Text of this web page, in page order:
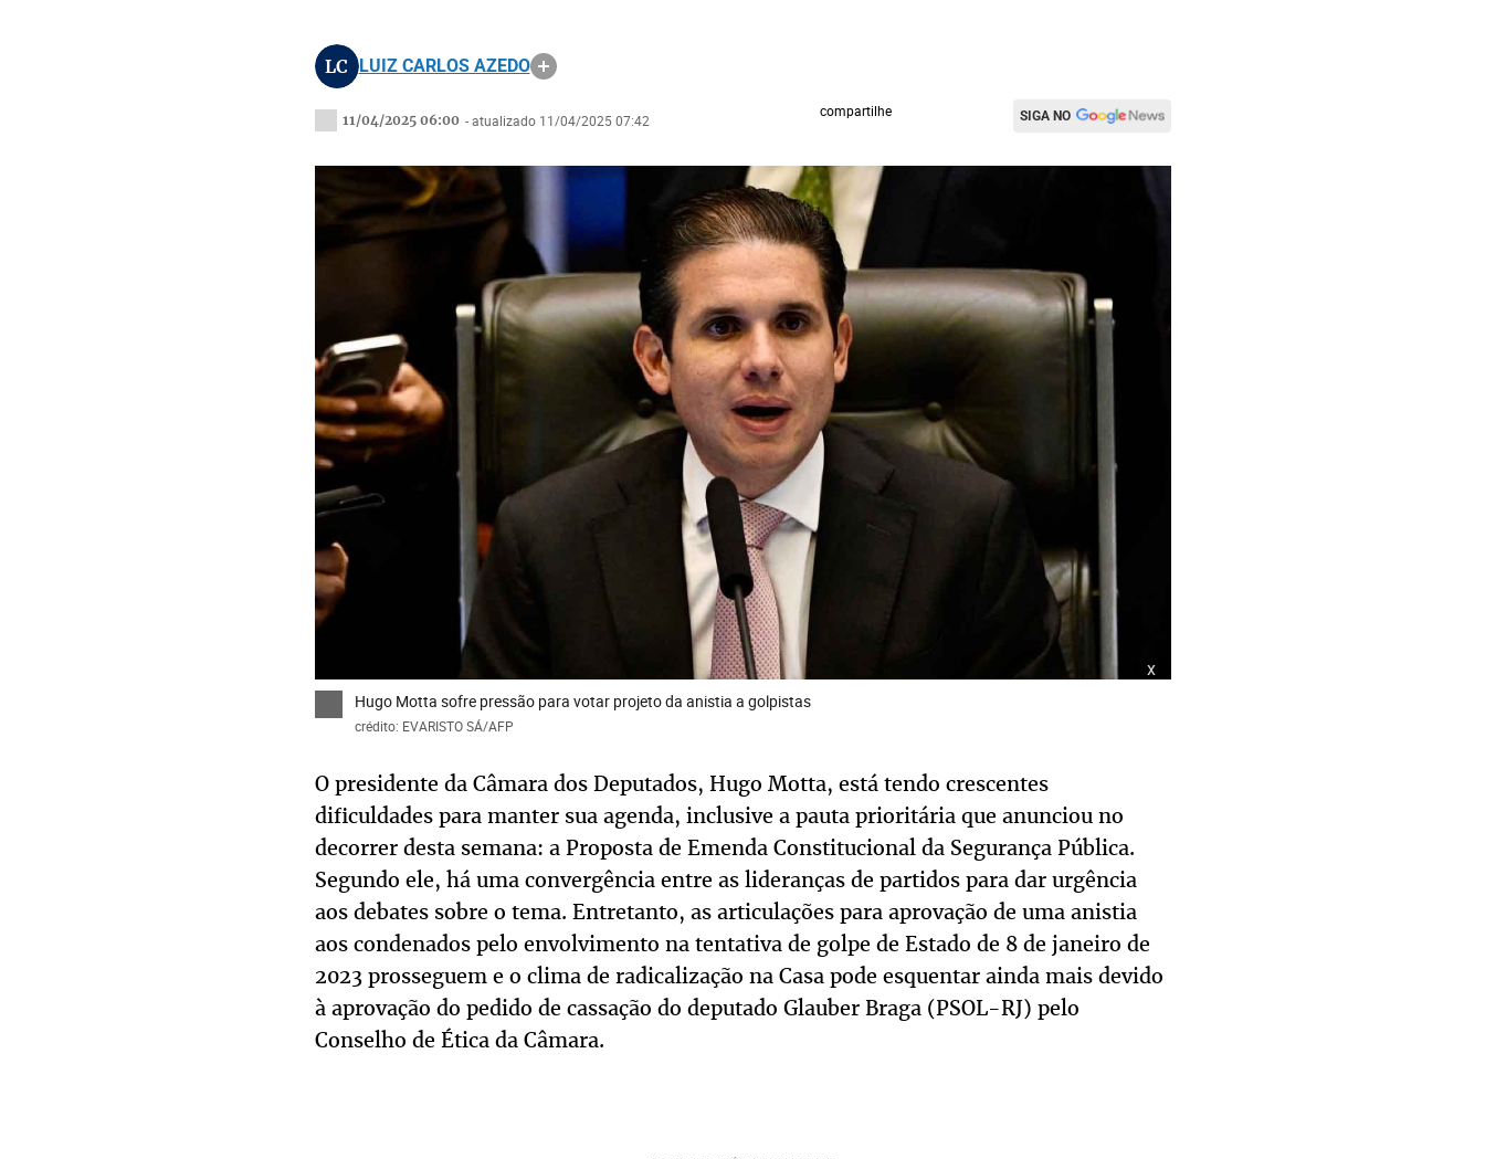
LC LUIZ CARLOS AZEDO
11/04/2025 06:00 - atualizado 11/04/2025 07:42
compartilhe SIGA NO
x
Hugo Motta sofre pressão para votar projeto da anistia a golpistas
crédito: EVARISTO SÁ/AFP
O presidente da Câmara dos Deputados, Hugo Motta, está tendo crescentes
dificuldades para manter sua agenda, inclusive a pauta prioritária que anunciou no
decorrer desta semana: a Proposta de Emenda Constitucional da Segurança Pública.
Segundo ele, há uma convergência entre as lideranças de partidos para dar urgência
aos debates sobre o tema. Entretanto, as articulações para aprovação de uma anistia
aos condenados pelo envolvimento na tentativa de golpe de Estado de 8 de janeiro de
2023 prosseguem e o clima de radicalização na Casa pode esquentar ainda mais devido
à aprovação do pedido de cassação do deputado Glauber Braga (PSOL-RJ) pelo
Conselho de Ética da Câmara.